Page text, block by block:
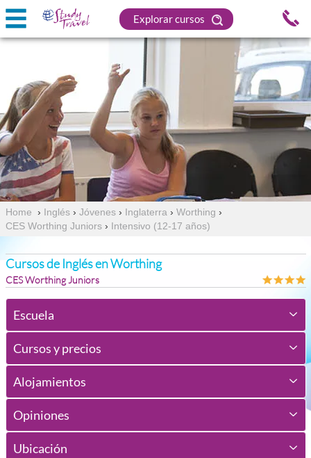
Explorar cursos
Home › Inglés › Jóvenes › Inglaterra › Worthing ›
CES Worthing Juniors › Intensivo (12-17 años)
Cursos de Inglés en Worthing
CES Worthing Juniors
Escuela
Cursos y precios
Alojamientos
Opiniones
Ubicación